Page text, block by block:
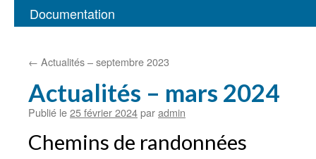
auDocumentation
← Actualités – septembre 2023
Actualités – mars 2024
Publié le25 février 2024paradmin
Chemins de randonnées